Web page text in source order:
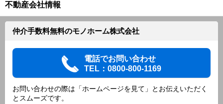
不動産会社情報
仲介手数料無料のモノホーム株式会社
電話でお問い合わせ
TEL：0800-800-1169
お問い合わせの際は「ホームページを見て」とお伝えいただく
とスムーズです。